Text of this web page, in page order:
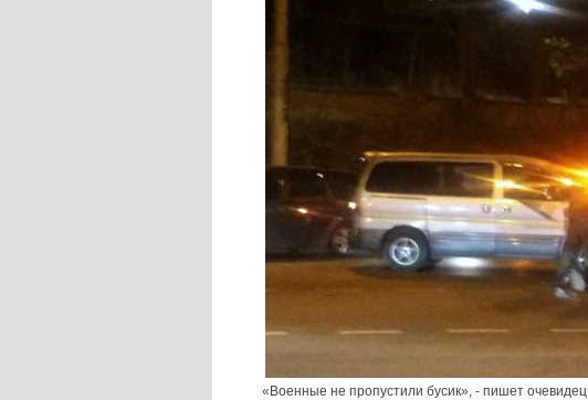
«Военные не пропустили бусик», - пишет очевидец